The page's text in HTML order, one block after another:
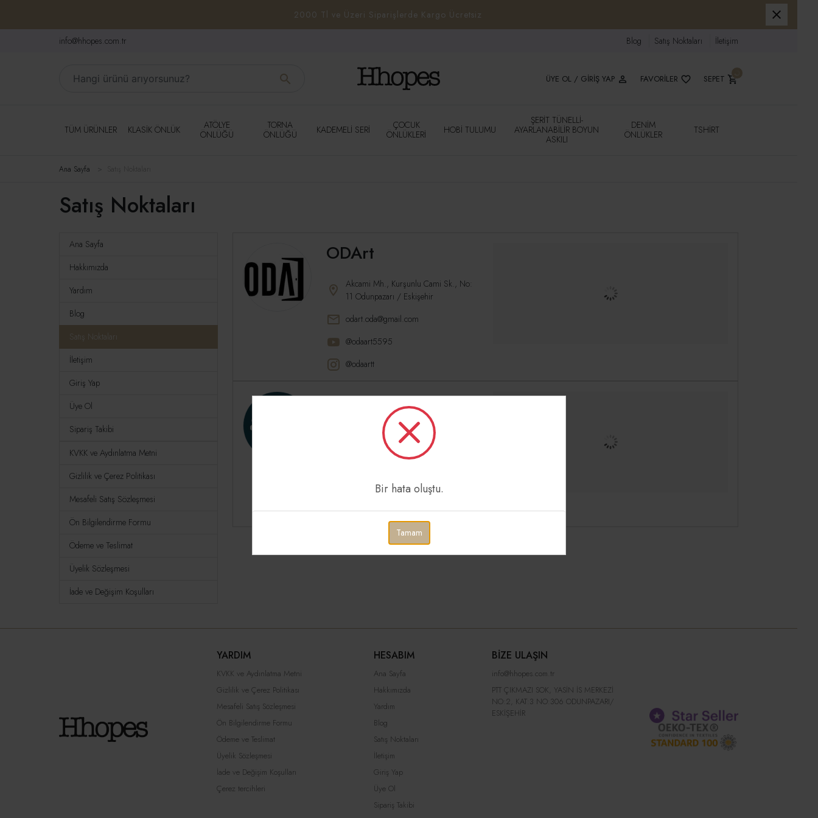
2000 Tl ve Üzeri Siparişlerde Kargo Ücretsiz
info@hhopes.com.tr Blog Satış Noktaları İletişim
ÜYE OL / GIRIŞ YAP FAVORILER SEPET
TÜM ÜRÜNLER KLASIK ÖNLÜK
ATÖLYE
ÖNLÜĞÜ
TORNA
ÖNLÜĞÜ
KADEMELI SERI
ÇOCUK
ÖNLÜKLERI
HOBI TULUMU
ŞERIT TÜNELLI-
AYARLANABILIR BOYUN
ASKILI
DENIM
ÖNLÜKLER
TSHIRT
Ana Sayfa
Satış Noktaları
Ana Sayfa
Hakkımızda
Yardım
Blog
Satış Noktaları
İletişim
Giriş Yap
Üye Ol
Sipariş Takibi
KVKK ve Aydınlatma Metni
Gizlilik ve Çerez Politikası
Mesafeli Satış Sözleşmesi
Ön Bilgilendirme Formu
Ödeme ve Teslimat
Üyelik Sözleşmesi
İade ve Değişim Koşulları
ODArt
Akcami Mh., Kurşunlu Cami Sk., No:
11 Odunpazarı / Eskişehir
odart.oda@gmail.com
@odaart5595
@odaartt
Boston Sanat
Atölyesi
Küçükyalı, Gonca Sk. No:20, 34840
bostonsanat.com
@bostonsanat
YARDIM
KVKK ve Aydınlatma Metni
Gizlilik ve Çerez Politikası
Mesafeli Satış Sözleşmesi
Ön Bilgilendirme Formu
Ödeme ve Teslimat
Üyelik Sözleşmesi
İade ve Değişim Koşulları
Çerez tercihleri
HESABIM
Ana Sayfa
Hakkımızda
Yardım
Blog
Satış Noktaları
İletişim
Giriş Yap
Üye Ol
Sipariş Takibi
BİZE ULAŞIN
info@hhopes.com.tr
PTT ÇIKMAZI SOK, YASİN İS MERKEZİ
NO:2, KAT:3 NO:306 ODUNPAZARI/
ESKİŞEHİR
Bir hata oluştu.
Tamam